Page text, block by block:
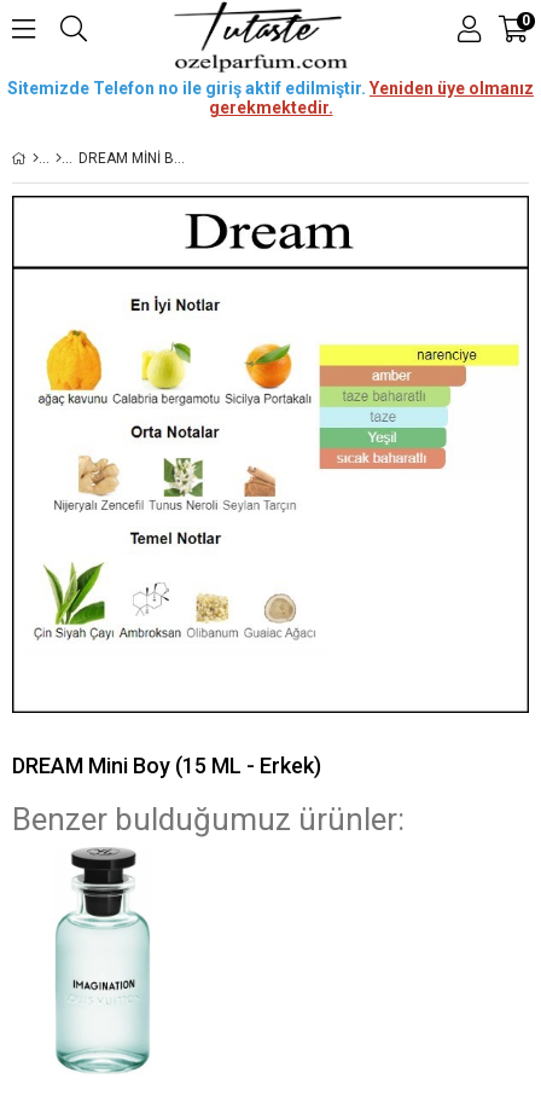
0
Sitemizde Telefon no ile giriş aktif edilmiştir. Yeniden üye olmanız
gerekmektedir.
DREAM MINI BOY (15 ML - ERKEK)
DREAM Mini Boy (15 ML - Erkek)
Benzer bulduğumuz ürünler: